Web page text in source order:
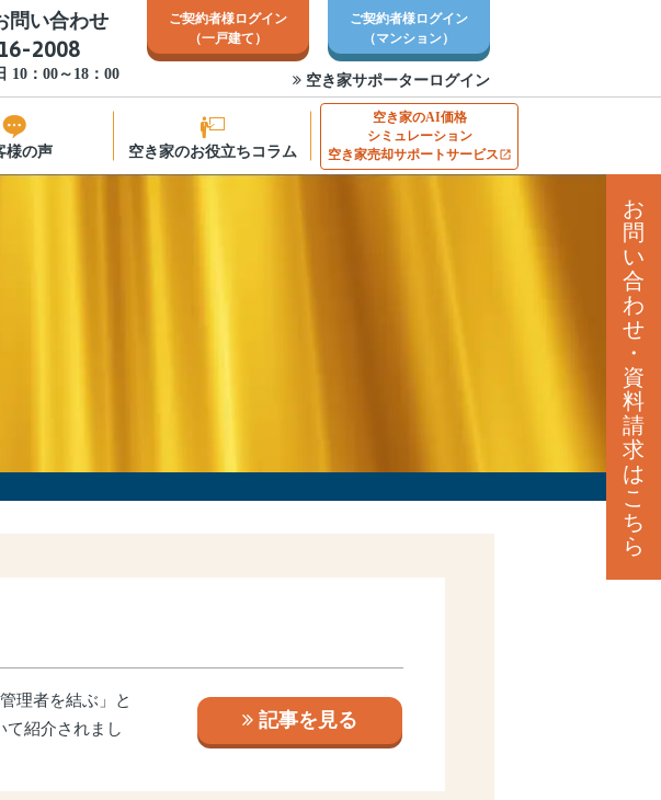
問い合わせ
2008
10：00～18：00
ご契約者様ログイン
（一戸建て）
ご契約者様ログイン
（マンション）
空き家サポーターログイン
様の声 空き家のお役立ちコラム
空き家のAI価格
シミュレーション
空き家売却サポートサービス
理者を結ぶ」と
て紹介されまし
記事を見る
お
問
い
合
わ
せ
・
資
料
請
求
は
こ
ち
ら